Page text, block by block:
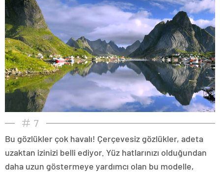
7
Bu gözlükler çok havalı! Çerçevesiz gözlükler, adeta
uzaktan izinizi belli ediyor. Yüz hatlarınızı olduğundan
daha uzun göstermeye yardımcı olan bu modelle,